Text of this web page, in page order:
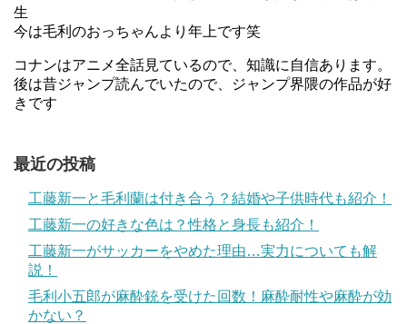
生
今は毛利のおっちゃんより年上です笑
コナンはアニメ全話見ているので、知識に自信あります。
後は昔ジャンプ読んでいたので、ジャンプ界隈の作品が好
きです
最近の投稿
工藤新一と毛利蘭は付き合う？結婚や子供時代も紹介！
工藤新一の好きな色は？性格と身長も紹介！
工藤新一がサッカーをやめた理由…実力についても解
説！
毛利小五郎が麻酔銃を受けた回数！麻酔耐性や麻酔が効
かない？